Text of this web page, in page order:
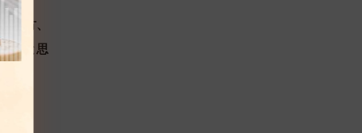
る方、
だと思